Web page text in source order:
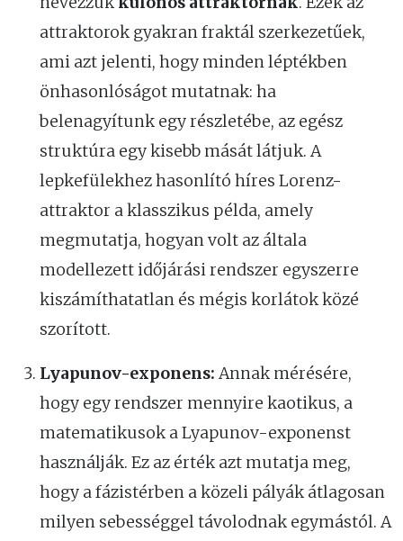
attraktorok gyakran fraktál szerkezetűek,
ami azt jelenti, hogy minden léptékben
önhasonlóságot mutatnak: ha
belenagyítunk egy részletébe, az egész
struktúra egy kisebb mását látjuk. A
lepkefülekhez hasonlító híres Lorenz-
attraktor a klasszikus példa, amely
megmutatja, hogyan volt az általa
modellezett időjárási rendszer egyszerre
kiszámíthatatlan és mégis korlátok közé
szorított.
Lyapunov-exponens: Annak mérésére,
hogy egy rendszer mennyire kaotikus, a
matematikusok a Lyapunov-exponenst
használják. Ez az érték azt mutatja meg,
hogy a fázistérben a közeli pályák átlagosan
milyen sebességgel távolodnak egymástól. A